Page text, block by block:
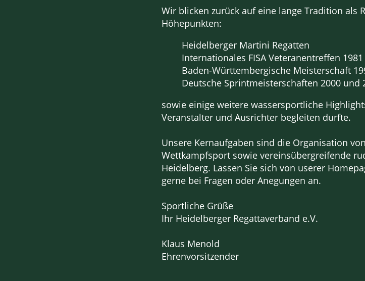
Wir blicken zurück auf eine lange Tradition als
Höhepunkten:
Heidelberger Martini Regatten
Internationales FISA Veteranentreffen 1981
Baden-Württembergische Meisterschaft
Deutsche Sprintmeisterschaften 2000 und
sowie einige weitere wassersportliche
Veranstalter und Ausrichter begleiten durfte.
Unsere Kernaufgaben sind die Organisation
Wettkampfsport sowie vereinsübergreifende
Heidelberg. Lassen Sie sich von userer
gerne bei Fragen oder Anegungen an.
Sportliche Grüße
Ihr Heidelberger Regattaverband e.V.
Klaus Menold
Ehrenvorsitzender